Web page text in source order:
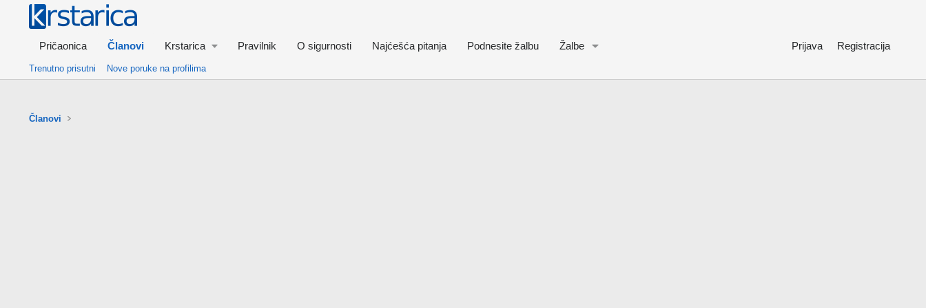
Pričaonica Članovi Krstarica Pravilnik O sigurnosti Najćešća pitanja Podnesite žalbu Žalbe Prijava Registracija
Trenutno prisutni Nove poruke na profilima
Članovi